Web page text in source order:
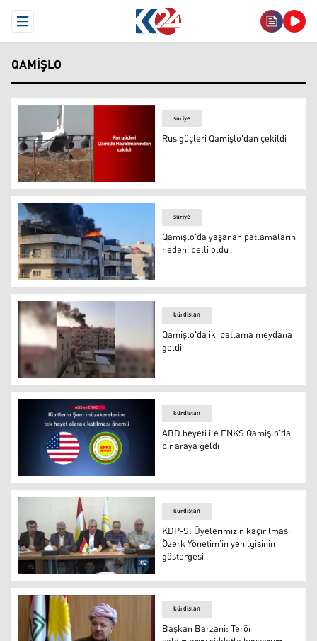
Open Menu
QAMIŞLO
Rus güçleri Qamişlo'dan çekildi
suriye
Rus güçleri Qamişlo'dan çekildi
Olay yeri
suriye
Qamişlo'da yaşanan patlamaların
nedeni belli oldu
Qamişlo'da iki patlama meydana geldi
kürdistan
Qamişlo'da iki patlama meydana
geldi
ABD heyeti ile ENKS Qamişlo'da bir araya geldi
kürdistan
ABD heyeti ile ENKS Qamişlo'da
bir araya geldi
KDP-S: Üyelerimizin kaçırılması Özerk Yönetim’in
kürdistan
KDP-S: Üyelerimizin kaçırılması
Özerk Yönetim’in yenilgisinin
göstergesi
kürdistan
Başkan Barzani: Terör